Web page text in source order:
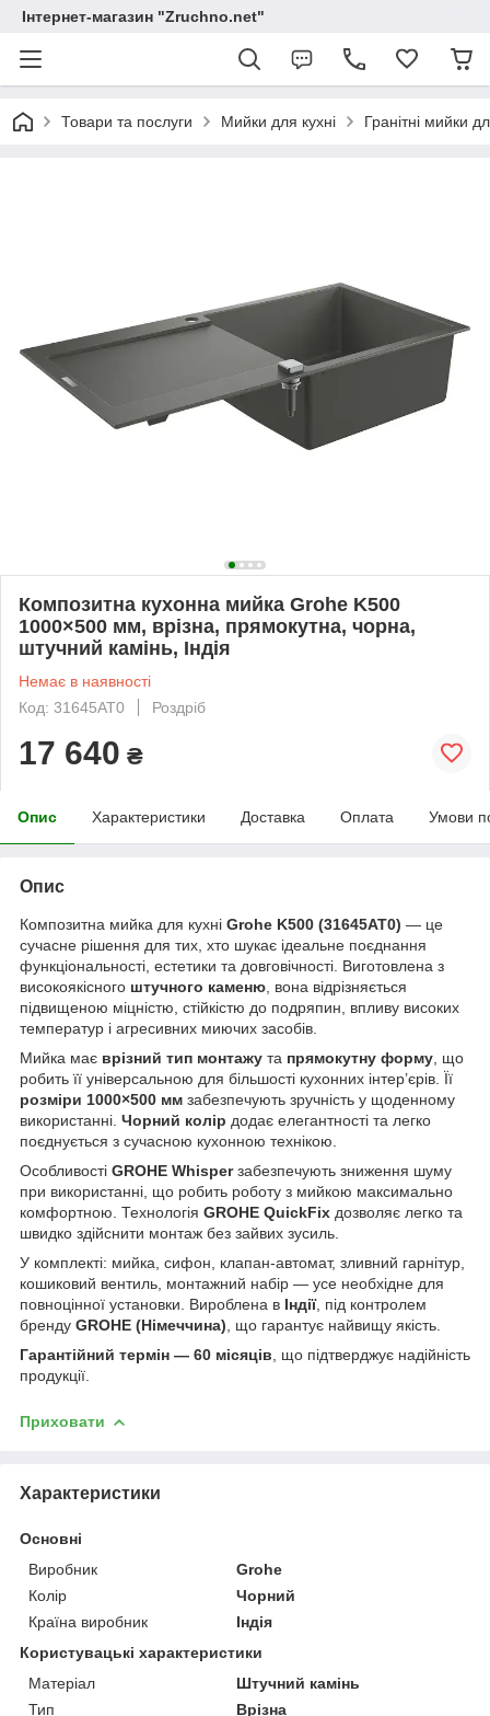
Інтернет-магазин "Zruchno.net"
Товари та послуги Мийки для кухні Гранітні мийки
Композитна кухонна мийка Grohe K500
1000×500 мм, врізна, прямокутна, чорна,
штучний камінь, Індія
Немає в наявності
Код: 31645AT0
Роздріб
17 640 ₴
Опис Характеристики Доставка Оплата Умови
Опис
Композитна мийка для кухні Grohe K500 (31645AT0) — це
сучасне рішення для тих, хто шукає ідеальне поєднання
функціональності, естетики та довговічності. Виготовлена з
високоякісного штучного каменю , вона відрізняється
підвищеною міцністю, стійкістю до подряпин, впливу високих
температур і агресивних миючих засобів.
Мийка має врізний тип монтажу та прямокутну форму , що
робить її універсальною для більшості кухонних інтер’єрів. Її
розміри 1000×500 мм забезпечують зручність у щоденному
використанні. Чорний колір додає елегантності та легко
поєднується з сучасною кухонною технікою.
Особливості GROHE Whisperзабезпечують зниження шуму
при використанні, що робить роботу з мийкою максимально
комфортною. Технологія GROHE QuickFix дозволяє легко та
швидко здійснити монтаж без зайвих зусиль.
У комплекті: мийка, сифон, клапан-автомат, зливний гарнітур,
кошиковий вентиль, монтажний набір — усе необхідне для
повноцінної установки. Вироблена в Індії, під контролем
бренду GROHE (Німеччина) , що гарантує найвищу якість.
Гарантійний термін — 60 місяців , що підтверджує надійність
продукції.
Приховати
Характеристики
Основні
Виробник
Grohe
Колір
Чорний
Країна виробник
Індія
Користувацькі характеристики
Матеріал
Штучний камінь
Тип
Врізна